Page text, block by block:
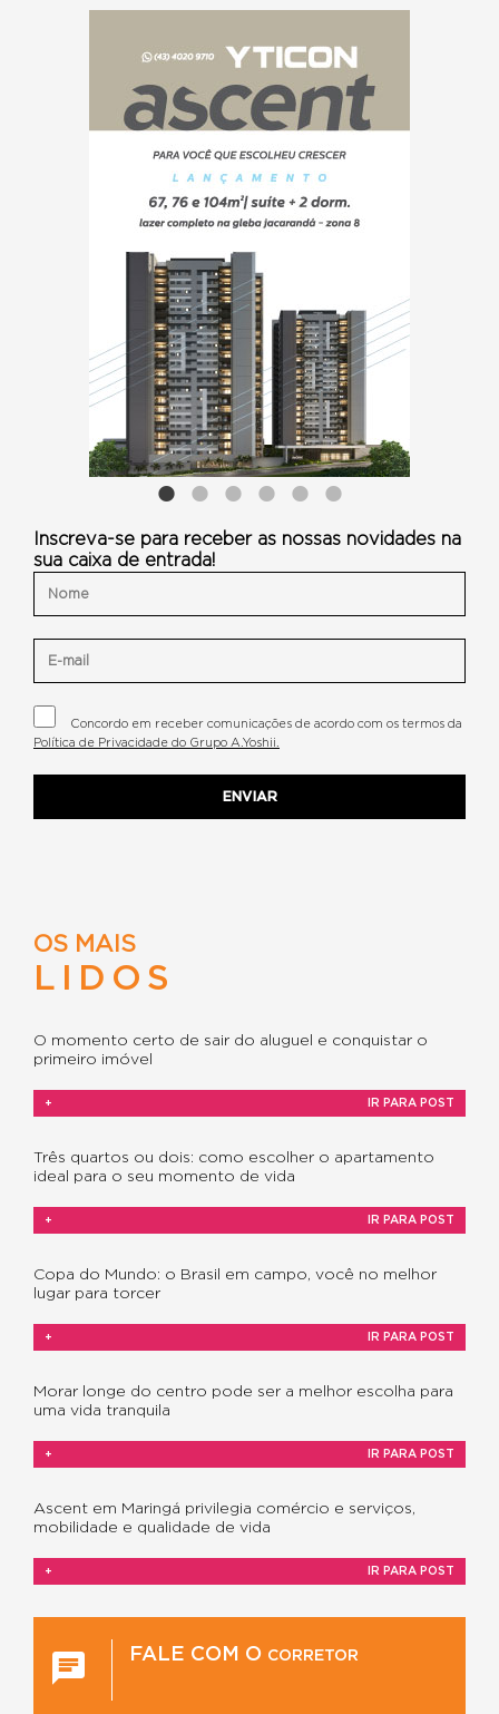
Inscreva-se para receber as nossas novidades na
sua caixa de entrada!
Concordo em receber comunicações de acordo com os termos da
Política de Privacidade do Grupo A.Yoshii.
OS MAIS
LIDOS
O momento certo de sair do aluguel e conquistar o
primeiro imóvel
+ IR PARA POST
Três quartos ou dois: como escolher o apartamento
ideal para o seu momento de vida
+ IR PARA POST
Copa do Mundo: o Brasil em campo, você no melhor
lugar para torcer
+ IR PARA POST
Morar longe do centro pode ser a melhor escolha para
uma vida tranquila
+ IR PARA POST
Ascent em Maringá privilegia comércio e serviços,
mobilidade e qualidade de vida
+ IR PARA POST
FALE COM O CORRETOR